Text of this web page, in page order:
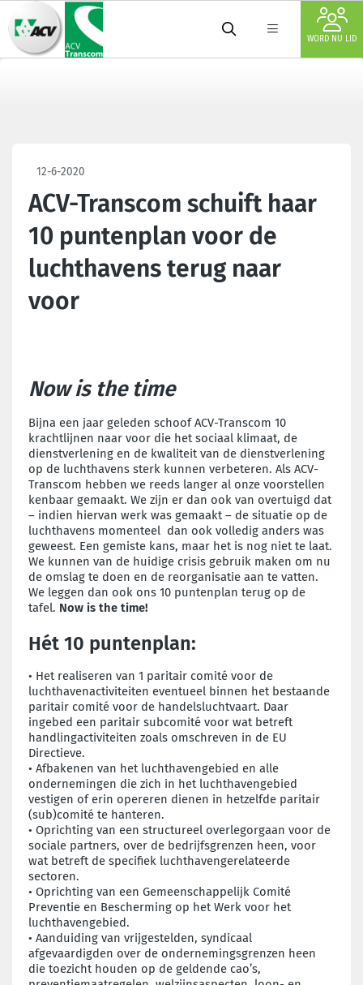
WORD NU LID
12-6-2020
ACV-Transcom schuift haar
10 puntenplan voor de
luchthavens terug naar
voor
Now is the time
Bijna een jaar geleden schoof ACV-Transcom 10
krachtlijnen naar voor die het sociaal klimaat, de
dienstverlening en de kwaliteit van de dienstverlening
op de luchthavens sterk kunnen verbeteren. Als ACV-
Transcom hebben we reeds langer al onze voorstellen
kenbaar gemaakt. We zijn er dan ook van overtuigd dat
– indien hiervan werk was gemaakt – de situatie op de
luchthavens momenteel dan ook volledig anders was
geweest. Een gemiste kans, maar het is nog niet te laat.
We kunnen van de huidige crisis gebruik maken om nu
de omslag te doen en de reorganisatie aan te vatten.
We leggen dan ook ons 10 puntenplan terug op de
tafel. Now is the time!
Hét 10 puntenplan:
• Het realiseren van 1 paritair comité voor de
luchthavenactiviteiten eventueel binnen het bestaande
paritair comité voor de handelsluchtvaart. Daar
ingebed een paritair subcomité voor wat betreft
handlingactiviteiten zoals omschreven in de EU
Directieve.
• Afbakenen van het luchthavengebied en alle
ondernemingen die zich in het luchthavengebied
vestigen of erin opereren dienen in hetzelfde paritair
(sub)comité te hanteren.
• Oprichting van een structureel overlegorgaan voor de
sociale partners, over de bedrijfsgrenzen heen, voor
wat betreft de specifiek luchthavengerelateerde
sectoren.
• Oprichting van een Gemeenschappelijk Comité
Preventie en Bescherming op het Werk voor het
luchthavengebied.
• Aanduiding van vrijgestelden, syndicaal
afgevaardigden over de ondernemingsgrenzen heen
die toezicht houden op de geldende cao’s,